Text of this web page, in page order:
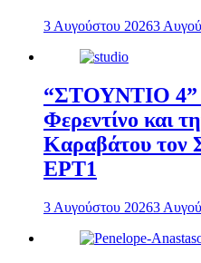
3 Αυγούστου 20263
“ΣΤΟΥΝΤΙΟ 4”
Φερεντίνο και
Καραβάτου τον
ΕΡΤ1
3 Αυγούστου 20263